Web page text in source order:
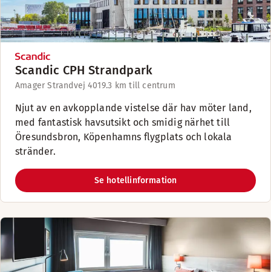
Scandic CPH Strandpark
Amager Strandvej 4019.3 km till centrum
Njut av en avkopplande vistelse där hav möter land,
med fantastisk havsutsikt och smidig närhet till
Öresundsbron, Köpenhamns flygplats och lokala
stränder.
Se hotellinformation